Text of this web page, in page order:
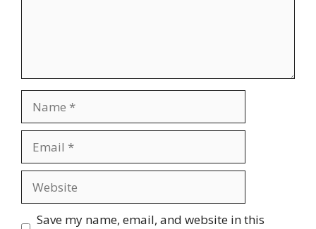
Save my name, email, and website in this